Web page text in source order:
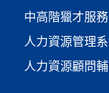
中高階獵才服務
人力資源管理
人力資源顧問